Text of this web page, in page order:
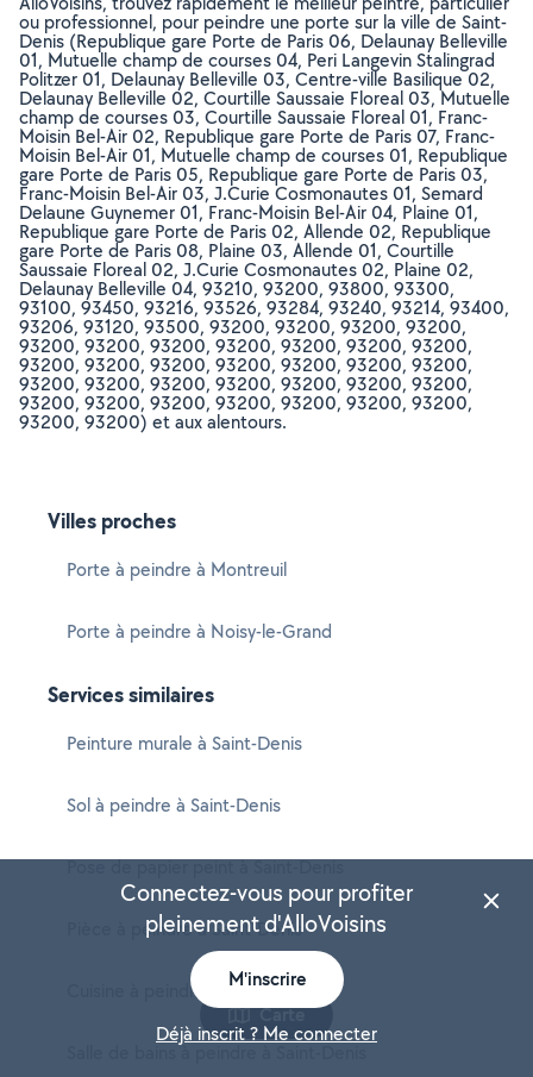
ou professionnel, pour peindre une porte sur la ville de Saint-
Denis (Republique gare Porte de Paris 06, Delaunay Belleville
01, Mutuelle champ de courses 04, Peri Langevin Stalingrad
Politzer 01, Delaunay Belleville 03, Centre-ville Basilique 02,
Delaunay Belleville 02, Courtille Saussaie Floreal 03, Mutuelle
champ de courses 03, Courtille Saussaie Floreal 01, Franc-
Moisin Bel-Air 02, Republique gare Porte de Paris 07, Franc-
Moisin Bel-Air 01, Mutuelle champ de courses 01, Republique
gare Porte de Paris 05, Republique gare Porte de Paris 03,
Franc-Moisin Bel-Air 03, J.Curie Cosmonautes 01, Semard
Delaune Guynemer 01, Franc-Moisin Bel-Air 04, Plaine 01,
Republique gare Porte de Paris 02, Allende 02, Republique
gare Porte de Paris 08, Plaine 03, Allende 01, Courtille
Saussaie Floreal 02, J.Curie Cosmonautes 02, Plaine 02,
Delaunay Belleville 04, 93210, 93200, 93800, 93300,
93100, 93450, 93216, 93526, 93284, 93240, 93214, 93400,
93206, 93120, 93500, 93200, 93200, 93200, 93200,
93200, 93200, 93200, 93200, 93200, 93200, 93200,
93200, 93200, 93200, 93200, 93200, 93200, 93200,
93200, 93200, 93200, 93200, 93200, 93200, 93200,
93200, 93200, 93200, 93200, 93200, 93200, 93200,
93200, 93200) et aux alentours.
Villes proches
Porte à peindre à Montreuil
Porte à peindre à Noisy-le-Grand
Services similaires
Peinture murale à Saint-Denis
Sol à peindre à Saint-Denis
Pose de papier peint à Saint-Denis
Pièce à peindre à Saint-Denis
Cuisine à peindre à Saint-Denis
Salle de bains à peindre à Saint-Denis
Carte
Connectez-vous pour profiter
pleinement d'AlloVoisins
M'inscrire
Déjà inscrit ? Me connecter